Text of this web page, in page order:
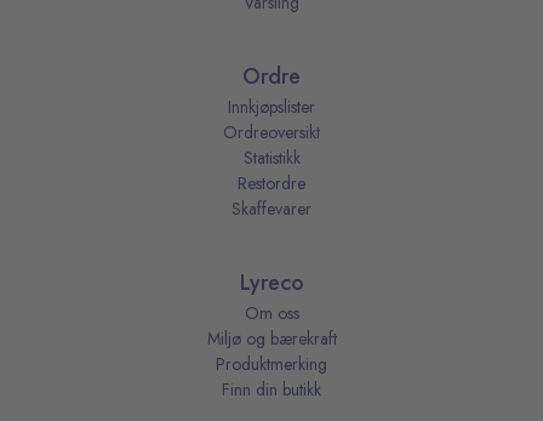
Ordre
Innkjøpslister
Ordreoversikt
Statistikk
Restordre
Skaffevarer
Lyreco
Om oss
Miljø og bærekraft
Produktmerking
Finn din butikk